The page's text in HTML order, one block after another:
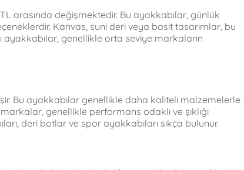
arasında değişmektedir. Bu ayakkabılar, günlük
Kanvas, suni deri veya basit tasarımlar, bu
ayakkabılar, genellikle orta seviye markaların
Bu ayakkabılar genellikle daha kaliteli malzemelerle
genellikle performans odaklı ve şıklığı
deri botlar ve spor ayakkabıları sıkça bulunur.